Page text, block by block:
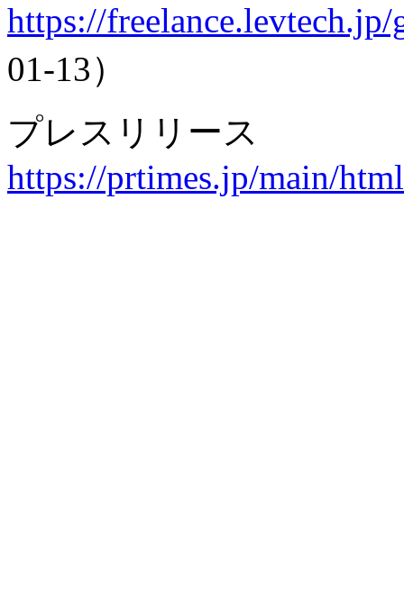
https://
01-13）
プレスリリース
https://prtimes.jp/main/